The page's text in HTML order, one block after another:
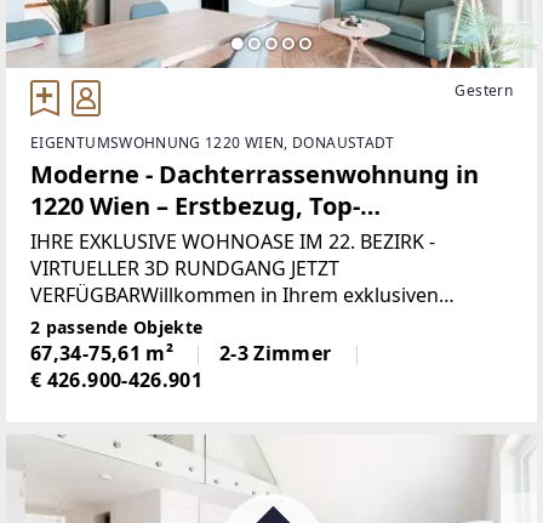
Gestern
EIGENTUMSWOHNUNG 1220 WIEN, DONAUSTADT
Moderne - Dachterrassenwohnung in
1220 Wien – Erstbezug, Top-
Ausstattung. - WOHNTRAUM
IHRE EXKLUSIVE WOHNOASE IM 22. BEZIRK -
VIRTUELLER 3D RUNDGANG JETZT
VERFÜGBARWillkommen in Ihrem exklusiven
Eigenheim im begehrten 22. Bezirk! Die einzigartige
Lage mit perfekter Verbindung zur U-Bahn-Station
Kagraner Platz U1, bietet Ihnen eine
2 passende Objekte
67,34-75,61 m²
2-3 Zimmer
€ 426.900-426.901